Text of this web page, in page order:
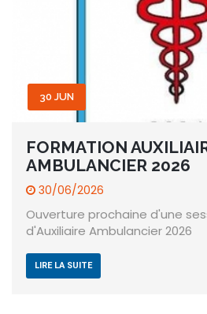
30 JUN
FORMATION
AMBULANCIER 2026
30/06/2026
Ouverture prochaine d'une
d'Auxiliaire Ambulancier 2026
LIRE LA SUITE